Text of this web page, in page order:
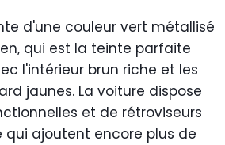
d'une couleur vert métallisé
qui est la teinte parfaite
l'intérieur brun riche et les
jaunes. La voiture dispose
et de rétroviseurs
qui ajoutent encore plus de